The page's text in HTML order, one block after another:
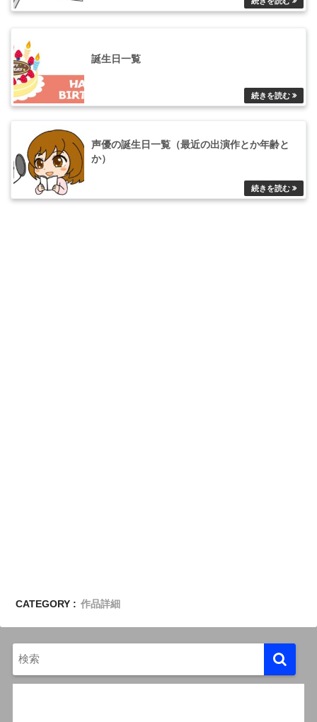
誕生日一覧
声優の誕生日一覧（最近の出演作とか年齢と
か）
CATEGORY : 作品詳細